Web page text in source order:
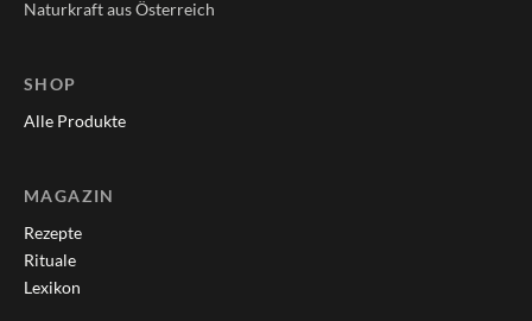
Naturkraft aus Österreich
SHOP
Alle Produkte
MAGAZIN
Rezepte
Rituale
Lexikon